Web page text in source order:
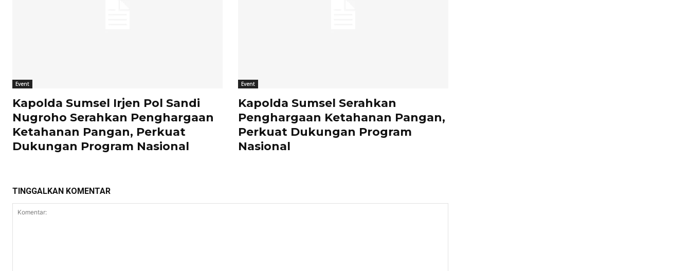
Event
Kapolda Sumsel Irjen Pol Sandi
Nugroho Serahkan Penghargaan
Ketahanan Pangan, Perkuat
Dukungan Program Nasional
Event
Kapolda Sumsel Serahkan
Penghargaan Ketahanan Pangan,
Perkuat Dukungan Program
Nasional
TINGGALKAN KOMENTAR